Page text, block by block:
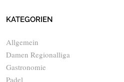
KATEGORIEN
Allgemein
Damen Regionalliga
Gastronomie
Padel